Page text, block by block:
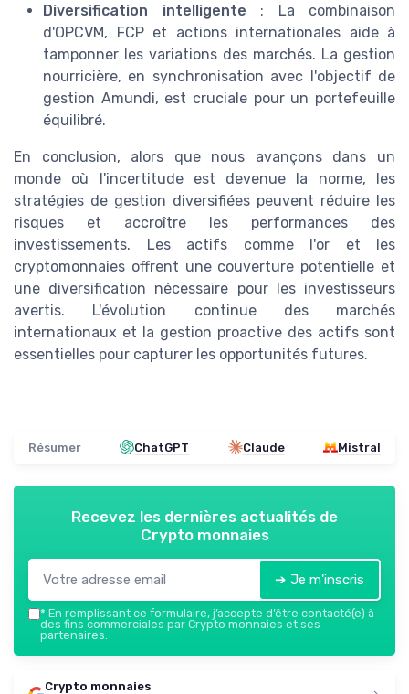
Diversification intelligente : La combinaison
d'OPCVM, FCP et actions internationales aide à
tamponner les variations des marchés. La gestion
nourricière, en synchronisation avec l'objectif de
gestion Amundi, est cruciale pour un portefeuille
équilibré.
En conclusion, alors que nous avançons dans un
monde où l'incertitude est devenue la norme, les
stratégies de gestion diversifiées peuvent réduire les
risques et accroître les performances des
investissements. Les actifs comme l'or et les
cryptomonnaies offrent une couverture potentielle et
une diversification nécessaire pour les investisseurs
avertis. L'évolution continue des marchés
internationaux et la gestion proactive des actifs sont
essentielles pour capturer les opportunités futures.
Résumer ChatGPT Claude Mistral
Recevez les dernières actualités de
Crypto monnaies
➔ Je m'inscris
* En remplissant ce formulaire, j’accepte d’être contacté(e) à
des fins commerciales par Crypto monnaies et ses
partenaires.
Crypto monnaies